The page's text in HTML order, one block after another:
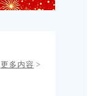
更多内容 >